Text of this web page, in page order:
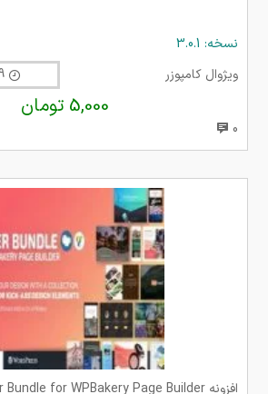
نسخه: 3.0.1
ویژوال کامپوزر
5,000 تومان
0
افزونه Super Bundle for WPBakery Page Builder